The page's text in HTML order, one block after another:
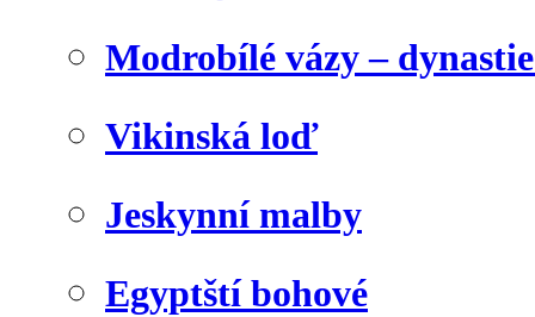
Modrobílé vázy –
Vikinská loď
Jeskynní malby
Egyptští bohové